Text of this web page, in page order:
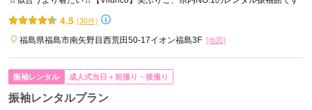
4.5 (30件)
福島県福島市南矢野目西荒田50-17イオン福島3F [地図]
振袖レンタル 成人式当日＋前撮り・後撮り
振袖レンタルプラン